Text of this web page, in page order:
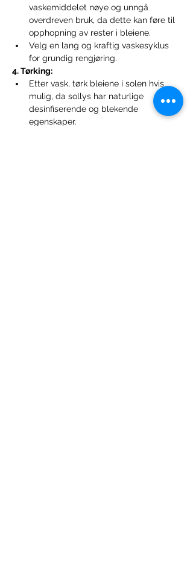
vaskemiddelet nøye og unngå
overdreven bruk, da dette kan føre til
opphopning av rester i bleiene.
Velg en lang og kraftig vaskesyklus
for grundig rengjøring.
4. Tørking:
Etter vask, tørk bleiene i solen hvis
mulig, da sollys har naturlige
desinfiserende og blekende
egenskaper.